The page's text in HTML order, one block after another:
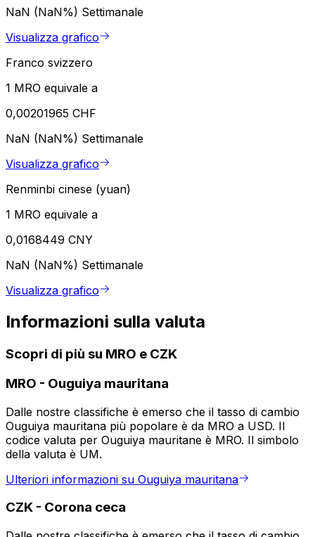
NaN (NaN%) Settimanale
Visualizza grafico
Franco svizzero
1 MRO equivale a
0,00201965 CHF
NaN (NaN%) Settimanale
Visualizza grafico
Renminbi cinese (yuan)
1 MRO equivale a
0,0168449 CNY
NaN (NaN%) Settimanale
Visualizza grafico
Informazioni sulla valuta
Scopri di più su MRO e CZK
MRO - Ouguiya mauritana
Dalle nostre classifiche è emerso che il tasso di cambio
Ouguiya mauritana più popolare è da MRO a USD. Il
codice valuta per Ouguiya mauritane è MRO. Il simbolo
della valuta è UM.
Ulteriori informazioni su Ouguiya mauritana
CZK - Corona ceca